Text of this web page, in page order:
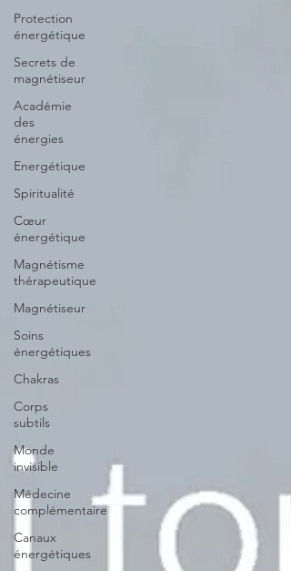
Protection
énergétique
Secrets de
magnétiseur
Académie
des
énergies
Energétique
Spiritualité
Cœur
énergétique
Magnétisme
thérapeutique
Magnétiseur
Soins
énergétiques
Chakras
Corps
subtils
Monde
invisible
Médecine
complémentaire
Canaux
énergétiques